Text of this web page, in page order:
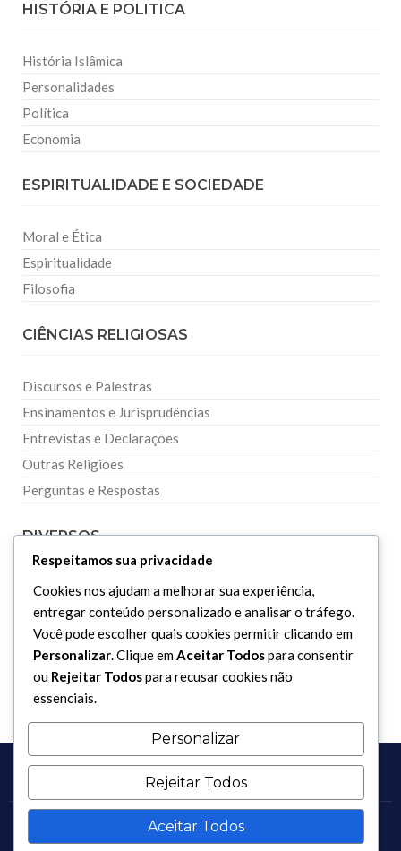
HISTÓRIA E POLITICA
História Islâmica
Personalidades
Política
Economia
ESPIRITUALIDADE E SOCIEDADE
Moral e Ética
Espiritualidade
Filosofia
CIÊNCIAS RELIGIOSAS
Discursos e Palestras
Ensinamentos e Jurisprudências
Entrevistas e Declarações
Outras Religiões
Perguntas e Respostas
DIVERSOS
Curiosidades
Dicionário Islâmico
Downloads
Copyright 2017 - 2026 / Todos os direitos reservados.
Respeitamos sua privacidade
Cookies nos ajudam a melhorar sua experiência,
entregar conteúdo personalizado e analisar o tráfego.
Você pode escolher quais cookies permitir clicando em
Personalizar. Clique emAceitar Todospara consentir
ou Rejeitar Todospara recusar cookies não
essenciais.
Personalizar
Rejeitar Todos
Aceitar Todos